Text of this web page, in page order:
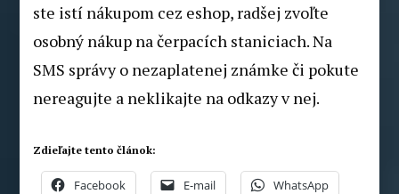
ste istí nákupom cez eshop, radšej zvoľte
osobný nákup na čerpacích staniciach. Na
SMS správy o nezaplatenej známke či pokute
nereagujte a neklikajte na odkazy v nej.
Zdieľajte tento článok:
Facebook E-mail WhatsApp